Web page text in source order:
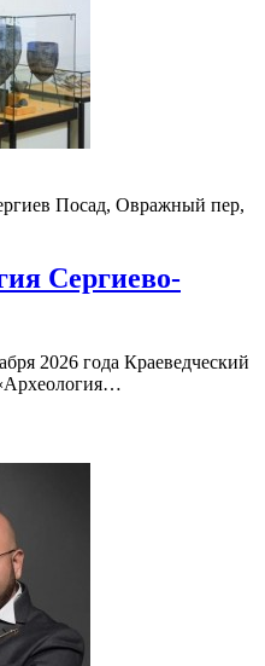
Посад, Овражный пер,
Сергиево-
2026 года Краеведческий